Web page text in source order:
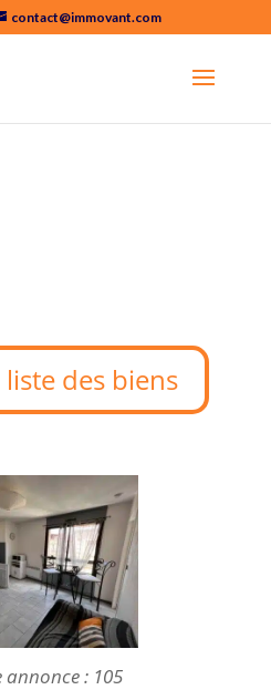
contact@immovant.com
des biens
annonce : 105